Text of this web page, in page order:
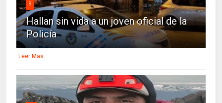
9
Hallan sin vida a un joven oficial de la
Policía
Leer Mas